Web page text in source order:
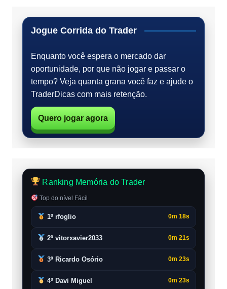
Jogue Corrida do Trader
Enquanto você espera o mercado dar
oportunidade, por que não jogar e passar o
tempo? Veja quanta grana você faz e ajude o
TraderDicas com mais retenção.
Quero jogar agora
Ranking Memória do Trader
Top do nível Fácil
1º rfoglio 0m 18s
2º vitorxavier2033 0m 21s
3º Ricardo Osório 0m 23s
4º Davi Miguel 0m 23s